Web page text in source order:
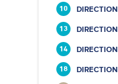
10 DIRECTION
13 DIRECTION
14 DIRECTION
18 DIRECTION